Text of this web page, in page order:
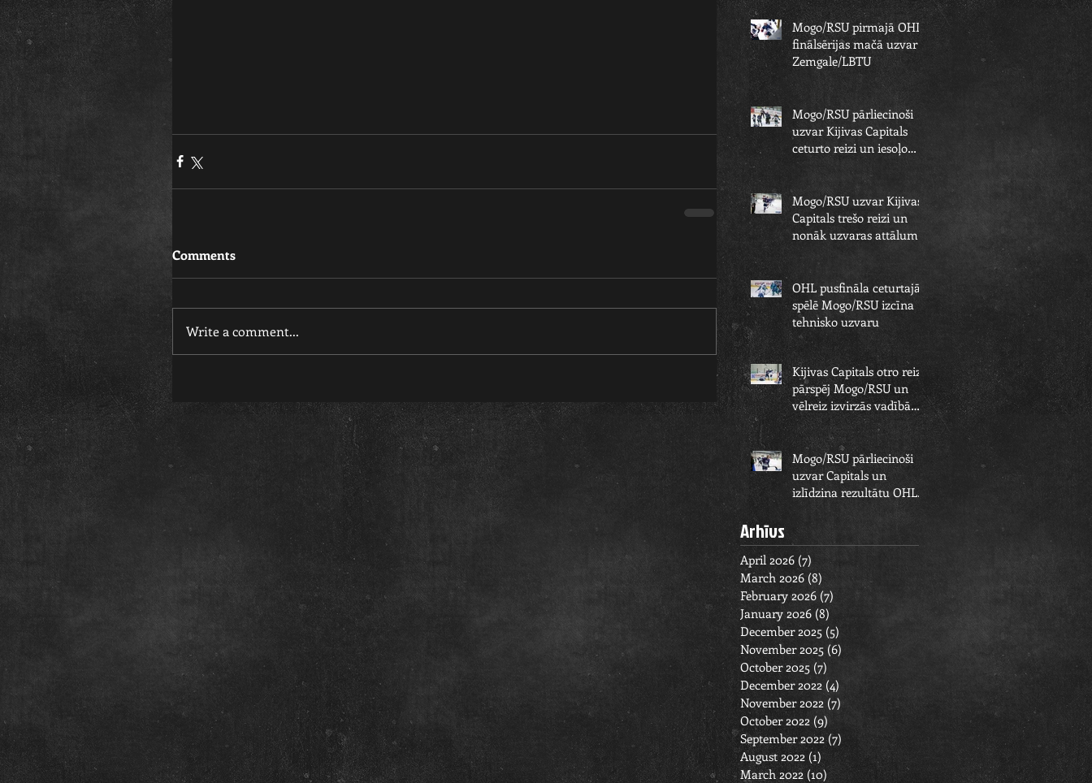
Comments
Write a comment...
Mogo/RSU pirmajā OHL
finālsērijas mačā uzvar
Zemgale/LBTU
Mogo/RSU pārliecinoši
uzvar Kijivas Capitals
ceturto reizi un iesoļo
OHL finālā
Mogo/RSU uzvar Kijivas
Capitals trešo reizi un
nonāk uzvaras attālumā
OHL pusfināla ceturtajā
spēlē Mogo/RSU izcīna
tehnisko uzvaru
Kijivas Capitals otro reizi
pārspēj Mogo/RSU un
vēlreiz izvirzās vadībā
OHL pusfināla sērijā
Mogo/RSU pārliecinoši
uzvar Capitals un
izlīdzina rezultātu OHL
pusfināla sērijā
Arhīvs
April 2026 (7) 7 posts
March 2026 (8) 8 posts
February 2026 (7)
January 2026 (8)8 posts
December 2025 (5)
November 2025 (6)
October 2025 (7) 7 posts
December 2022 (4)
November 2022 (7) 7 posts
October 2022 (9)
September 2022 (7) 7 posts
August 2022 (1)1 post
March 2022 (10) 10 posts